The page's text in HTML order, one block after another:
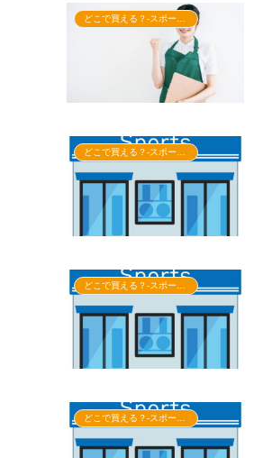
どこで買える？-スポーツ用品
どこで買える？-スポーツ用品